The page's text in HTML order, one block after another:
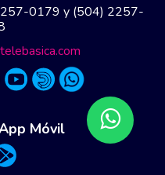
0179 y (504) 2257-
Móvil